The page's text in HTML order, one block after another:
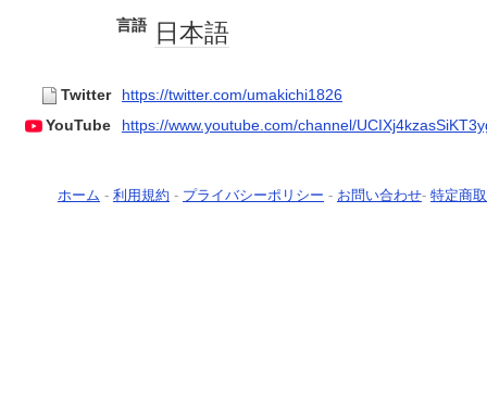
言語 日本語
Twitter
https://twitter.com/umakichi1826
YouTube
https://www.youtube.com/channel/
ホーム - 利用規約 - プライバシーポリシー - お問い合わせ- 特定商